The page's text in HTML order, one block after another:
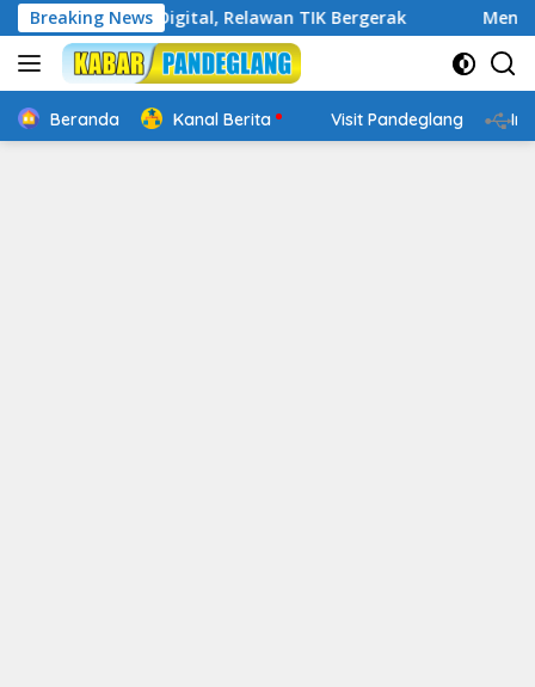
Langsung
ke
konten
Breaking News
Digital, Relawan TIK Bergerak Mengenal
Beranda Kanal Berita Visit Pandeglang